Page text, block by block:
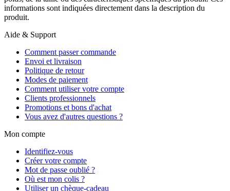
informations sont indiquées directement dans la description du
produit.
Aide & Support
Comment passer commande
Envoi et livraison
Politique de retour
Modes de paiement
Comment utiliser votre compte
Clients professionnels
Promotions et bons d'achat
Vous avez d'autres questions ?
Mon compte
Identifiez-vous
Créer votre compte
Mot de passe oublié ?
Où est mon colis ?
Utiliser un chèque-cadeau